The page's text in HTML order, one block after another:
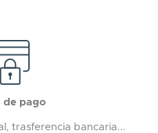
de pago
trasferencia bancaria...